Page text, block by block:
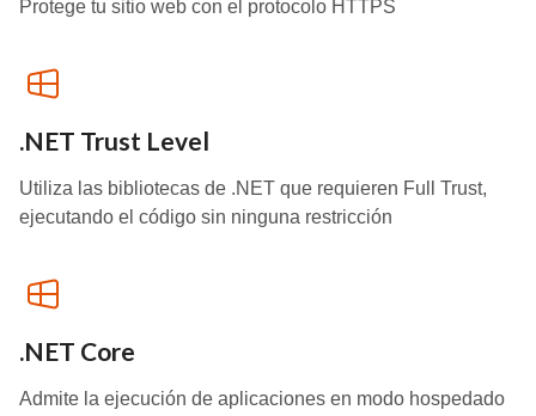
Protege tu sitio web con el protocolo HTTPS
.NET Trust Level
Utiliza las bibliotecas de .NET que requieren Full Trust,
ejecutando el código sin ninguna restricción
.NET Core
Admite la ejecución de aplicaciones en modo hospedado